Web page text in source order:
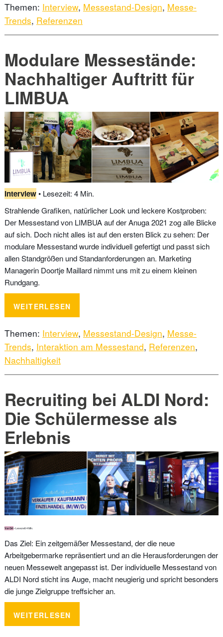
Themen: Interview, Messestand-Design, Messe-
Trends, Referenzen
Modulare Messestände:
Nachhaltiger Auftritt für
LIMBUA
Interview• Lesezeit: 4 Min.
Strahlende Grafiken, natürlicher Look und leckere Kostproben:
Der Messestand von LIMBUA auf der Anuga 2021 zog alle Blicke
auf sich. Doch nicht alles ist auf den ersten Blick zu sehen: Der
modulare Messestand wurde individuell gefertigt und passt sich
allen Standgrößen und Standanforderungen an. Marketing
Managerin Doortje Maillard nimmt uns mit zu einem kleinen
Rundgang.
WEITERLESEN
Themen: Interview, Messestand-Design, Messe-
Trends, Interaktion am Messestand, Referenzen,
Nachhaltigkeit
Recruiting bei ALDI Nord:
Die Schülermesse als
Erlebnis
Vor Ort• Lesezeit: 4 Min.
Das Ziel: Ein zeitgemäßer Messestand, der die neue
Arbeitgebermarke repräsentiert und an die Herausforderungen der
neuen Messewelt angepasst ist. Der individuelle Messestand von
ALDI Nord sticht ins Auge, macht neugierig und spricht besonders
die junge Zielgruppe treffsicher an.
WEITERLESEN